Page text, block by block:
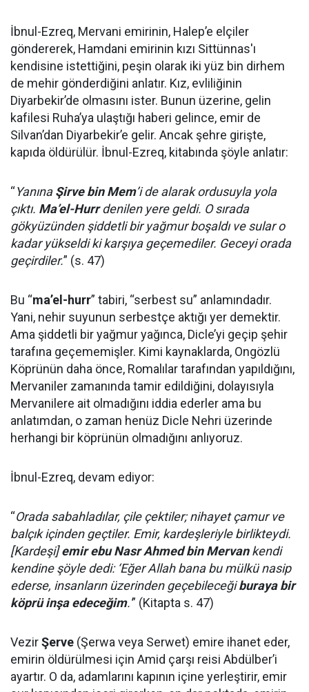
İbnul-Ezreq, Mervani emirinin, Halep’e elçiler
göndererek, Hamdani emirinin kızı Sittünnas'ı
kendisine istettiğini, peşin olarak iki yüz bin dirhem
de mehir gönderdiğini anlatır. Kız, evliliğinin
Diyarbekir’de olmasını ister. Bunun üzerine, gelin
kafilesi Ruha’ya ulaştığı haberi gelince, emir de
Silvan’dan Diyarbekir’e gelir. Ancak şehre girişte,
kapıda öldürülür. İbnul-Ezreq, kitabında şöyle anlatır:
“YanınaŞirve bin Mem’i de alarak ordusuyla yola
çıktı. Ma’el-Hurrdenilen yere geldi. O sırada
gökyüzünden şiddetli bir yağmur boşaldı ve sular o
kadar yükseldi ki karşıya geçemediler. Geceyi orada
geçirdiler.” (s. 47)
Bu “ma’el-hurr” tabiri, “serbest su” anlamındadır.
Yani, nehir suyunun serbestçe aktığı yer demektir.
Ama şiddetli bir yağmur yağınca, Dicle’yi geçip şehir
tarafına geçememişler. Kimi kaynaklarda, Ongözlü
Köprünün daha önce, Romalılar tarafından yapıldığını,
Mervaniler zamanında tamir edildiğini, dolayısıyla
Mervanilere ait olmadığını iddia ederler ama bu
anlatımdan, o zaman henüz Dicle Nehri üzerinde
herhangi bir köprünün olmadığını anlıyoruz.
İbnul-Ezreq, devam ediyor:
“Orada sabahladılar, çile çektiler; nihayet çamur ve
balçık içinden geçtiler. Emir, kardeşleriyle birlikteydi.
[Kardeşi]emir ebu Nasr Ahmed bin Mervankendi
kendine şöyle dedi: ‘Eğer Allah bana bu mülkü nasip
ederse, insanların üzerinden geçebileceğiburaya bir
köprü inşa edeceğim.'” (Kitapta s. 47)
VezirŞerve (Şerwa veya Serwet) emire ihanet eder,
emirin öldürülmesi için Amid çarşı reisi Abdülber’i
ayartır. O da, adamlarını kapının içine yerleştirir, emir